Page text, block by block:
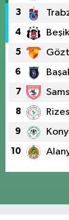
3
4
5
6
7
8
9
10